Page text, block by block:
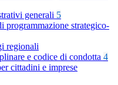
generali 5
programmazione strategico-
regionali
e codice di condotta 4
cittadini e imprese